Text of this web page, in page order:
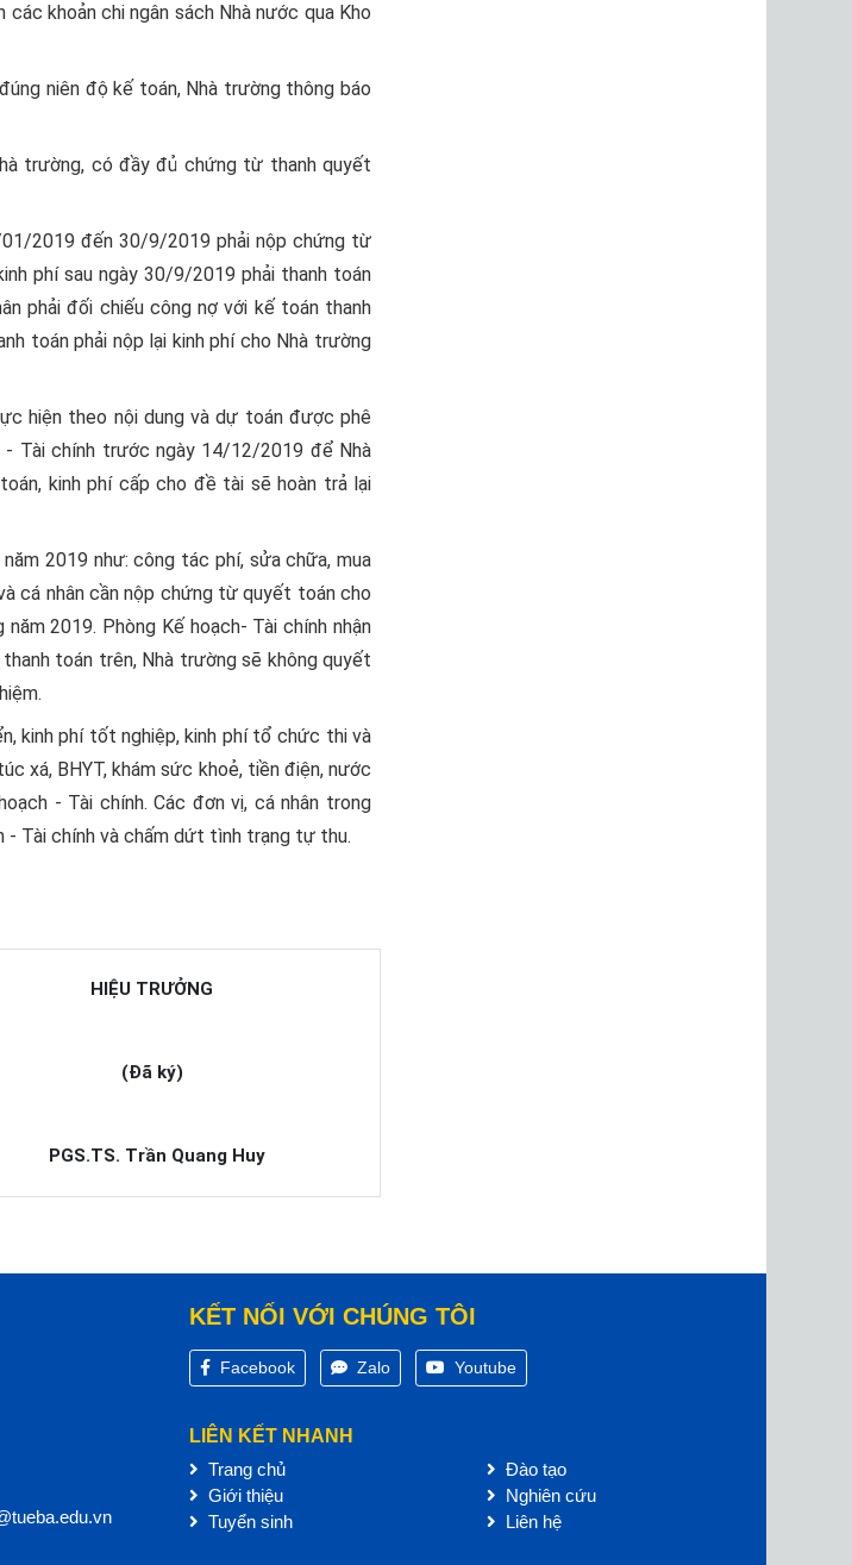
khoản chi ngân sách Nhà nước qua Kho
niên độ kế toán, Nhà trường thông báo
trường, có đầy đủ chứng từ thanh quyết
2019 đến 30/9/2019 phải nộp chứng từ
phí sau ngày 30/9/2019 phải thanh toán
phải đối chiếu công nợ với kế toán thanh
toán phải nộp lại kinh phí cho Nhà trường
hiện theo nội dung và dự toán được phê
Tài chính trước ngày 14/12/2019 để Nhà
kinh phí cấp cho đề tài sẽ hoàn trả lại
2019 như: công tác phí, sửa chữa, mua
cá nhân cần nộp chứng từ quyết toán cho
2019. Phòng Kế hoạch- Tài chính nhận
toán trên, Nhà trường sẽ không quyết
kinh phí tốt nghiệp, kinh phí tổ chức thi và
xá, BHYT, khám sức khoẻ, tiền điện, nước
- Tài chính. Các đơn vị, cá nhân trong
- Tài chính và chấm dứt tình trạng tự thu.
HIỆU TRƯỞNG
(Đã ký)
PGS.TS. Trần Quang Huy
KẾT NỐI VỚI CHÚNG TÔI
Facebook Zalo Youtube
LIÊN KẾT NHANH
Trang chủ
Giới thiệu
Tuyển sinh
Đào tạo
Nghiên cứu
Liên hệ